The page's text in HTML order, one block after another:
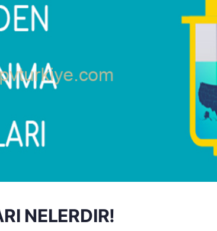
NELERDIR!